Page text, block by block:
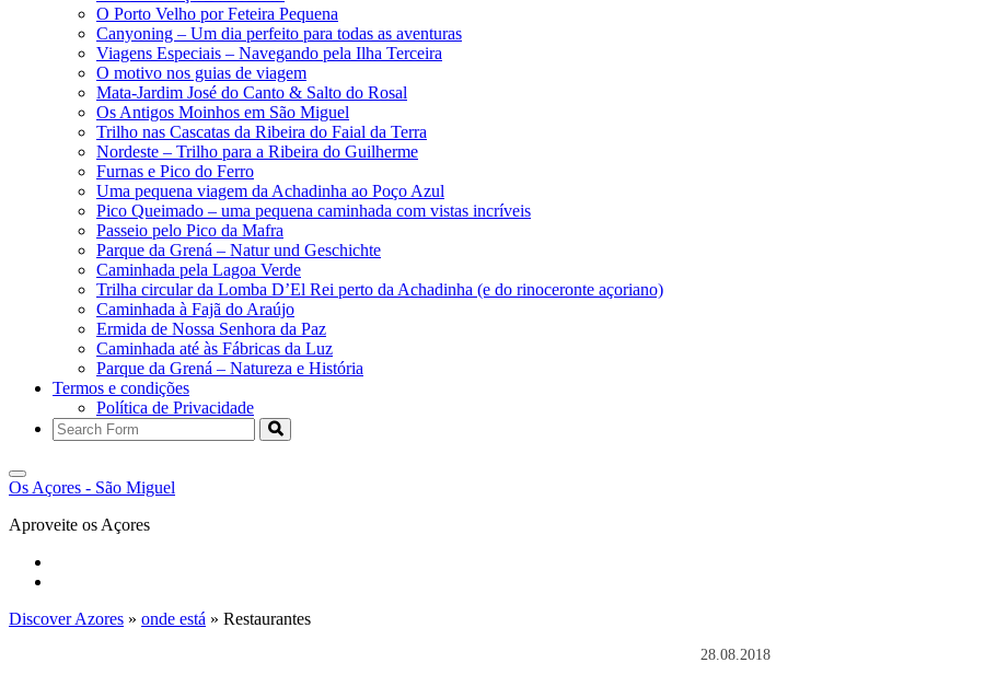
O Porto Velho por Feteira Pequena
Canyoning – Um dia perfeito para todas as aventuras
Viagens Especiais – Navegando pela Ilha Terceira
O motivo nos guias de viagem
Mata-Jardim José do Canto & Salto do Rosal
Os Antigos Moinhos em São Miguel
Trilho nas Cascatas da Ribeira do Faial da Terra
Nordeste – Trilho para a Ribeira do Guilherme
Furnas e Pico do Ferro
Uma pequena viagem da Achadinha ao Poço Azul
Pico Queimado – uma pequena caminhada com vistas incríveis
Passeio pelo Pico da Mafra
Parque da Grená – Natur und Geschichte
Caminhada pela Lagoa Verde
Trilha circular da Lomba D’El Rei perto da Achadinha (e do rinoceronte açoriano)
Caminhada à Fajã do Araújo
Ermida de Nossa Senhora da Paz
Caminhada até às Fábricas da Luz
Parque da Grená – Natureza e História
Termos e condições
Política de Privacidade
Search
Os Açores - São Miguel
Aproveite os Açores
Discover Azores » onde está » Restaurantes
28.08.2018